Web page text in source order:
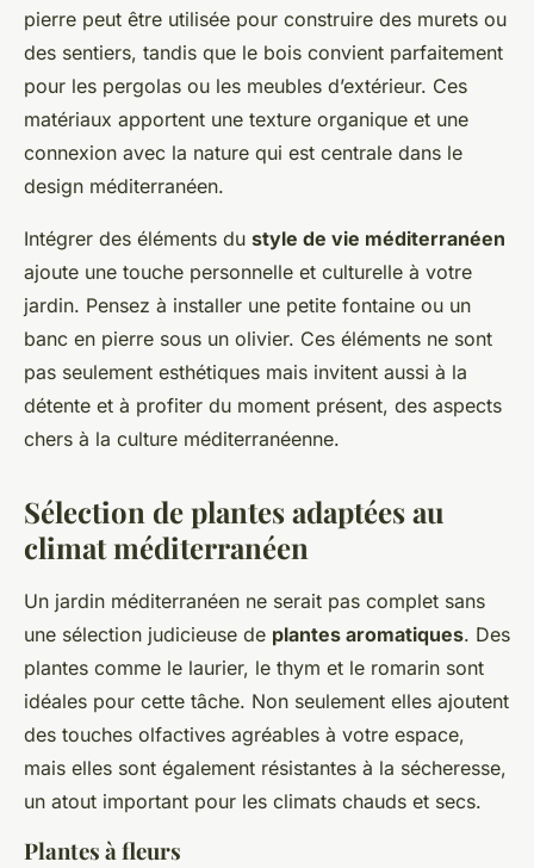
pierre peut être utilisée pour construire des murets ou
des sentiers, tandis que le bois convient parfaitement
pour les pergolas ou les meubles d’extérieur. Ces
matériaux apportent une texture organique et une
connexion avec la nature qui est centrale dans le
design méditerranéen.
Intégrer des éléments du style de vie méditerranéen
ajoute une touche personnelle et culturelle à votre
jardin. Pensez à installer une petite fontaine ou un
banc en pierre sous un olivier. Ces éléments ne sont
pas seulement esthétiques mais invitent aussi à la
détente et à profiter du moment présent, des aspects
chers à la culture méditerranéenne.
Sélection de plantes adaptées au
climat méditerranéen
Un jardin méditerranéen ne serait pas complet sans
une sélection judicieuse de plantes aromatiques. Des
plantes comme le laurier, le thym et le romarin sont
idéales pour cette tâche. Non seulement elles ajoutent
des touches olfactives agréables à votre espace,
mais elles sont également résistantes à la sécheresse,
un atout important pour les climats chauds et secs.
Plantes à fleurs